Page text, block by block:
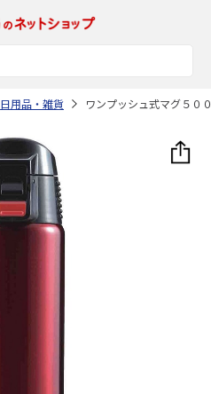
日用品・雑貨 ワンプッシュ式マグ５